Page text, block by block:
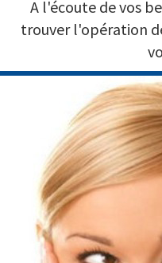
A l'écoute de vos
trouver l'opération